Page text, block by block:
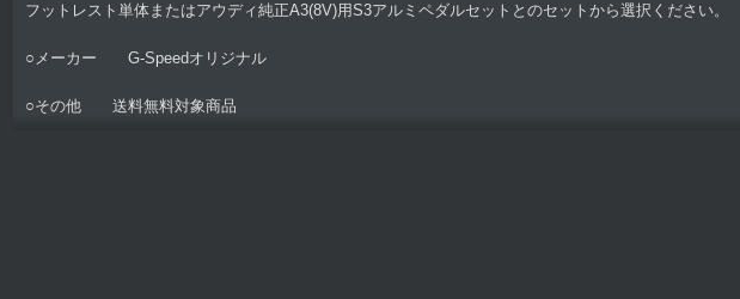
フットレスト単体またはアウディ純正A3(8V)用S3アルミペダルセットとのセットから選択ください。
○メーカー G-Speedオリジナル
○その他 送料無料対象商品